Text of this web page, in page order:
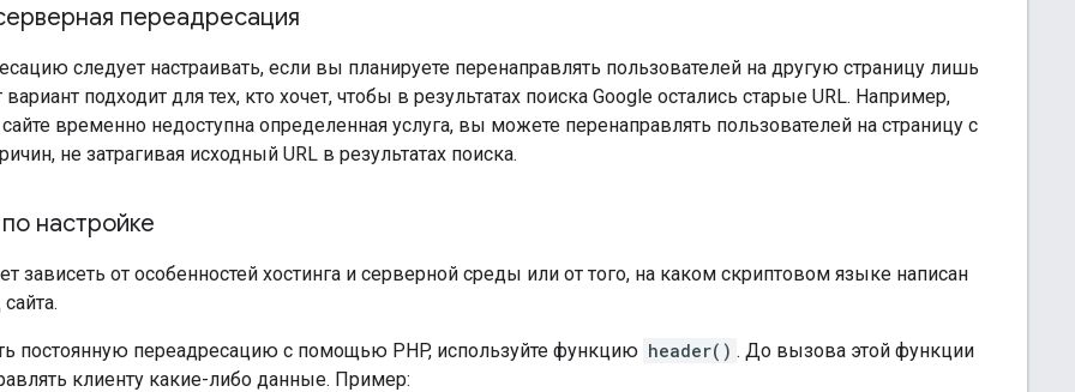
переадресация
следует настраивать, если вы планируете перенаправлять пользователей на другую страницу лишь
вариант подходит для тех, кто хочет, чтобы в результатах поиска Google остались старые URL. Например,
временно недоступна определенная услуга, вы можете перенаправлять пользователей на страницу с
не затрагивая исходный URL в результатах поиска.
по настройке
зависеть от особенностей хостинга и серверной среды или от того, на каком скриптовом языке написан
постоянную переадресацию с помощью PHP, используйте функцию header() . До вызова этой функции
клиенту какие-либо данные. Пример: